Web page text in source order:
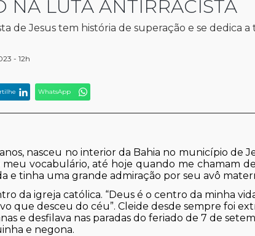
NA LUTA ANTIRRACISTA
de Jesus tem história de superação e se dedica
- 12h
WhatsApp
nasceu no interior da Bahia no município
meu vocabulário, até hoje quando me chamam
e tinha uma grande admiração por seu avô
da igreja católica. “Deus é o centro da minha
que desceu do céu”. Cleide desde sempre foi
e desfilava nas paradas do feriado de 7 de
e negona.